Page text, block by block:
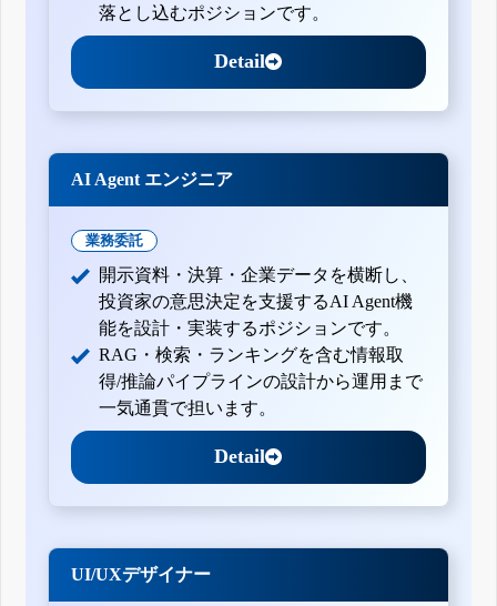
落とし込むポジションです。
Detail
AI Agent エンジニア
業務委託
開示資料・決算・企業データを横断し、
投資家の意思決定を支援するAI Agent機
能を設計・実装するポジションです。
RAG・検索・ランキングを含む情報取
得/推論パイプラインの設計から運用まで
一気通貫で担います。
Detail
UI/UXデザイナー